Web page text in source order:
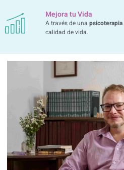
Mejora tu Vida
A través de una psicoterapia
calidad de vida.